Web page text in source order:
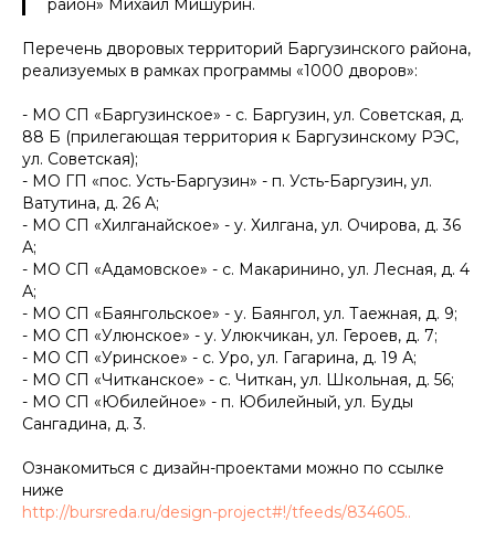
район» Михаил Мишурин.
Перечень дворовых территорий Баргузинского района,
реализуемых в рамках программы «1000 дворов»:
- МО СП «Баргузинское» - с. Баргузин, ул. Советская, д.
88 Б (прилегающая территория к Баргузинскому РЭС,
ул. Советская);
- МО ГП «пос. Усть-Баргузин» - п. Усть-Баргузин, ул.
Ватутина, д. 26 А;
- МО СП «Хилганайское» - у. Хилгана, ул. Очирова, д. 36
А;
- МО СП «Адамовское» - с. Макаринино, ул. Лесная, д. 4
А;
- МО СП «Баянгольское» - у. Баянгол, ул. Таежная, д. 9;
- МО СП «Улюнское» - у. Улюкчикан, ул. Героев, д. 7;
- МО СП «Уринское» - с. Уро, ул. Гагарина, д. 19 А;
- МО СП «Читканское» - с. Читкан, ул. Школьная, д. 56;
- МО СП «Юбилейное» - п. Юбилейный, ул. Буды
Сангадина, д. 3.
Ознакомиться с дизайн-проектами можно по ссылке
ниже
http://bursreda.ru/design-project#!/tfeeds/834605..